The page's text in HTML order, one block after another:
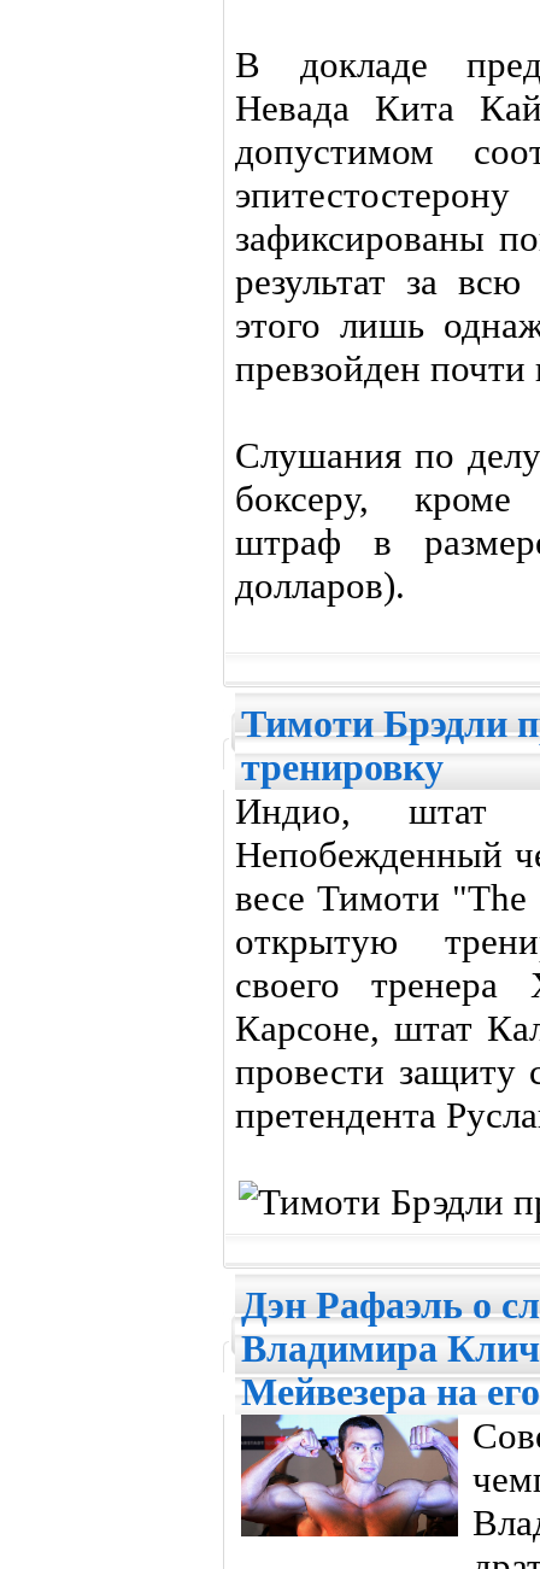
В докладе
Невада Кита
допустимом
зафиксированы
результат за
этого лишь
превзойден почти
Слушания по
боксеру, кроме
штраф в
долларов).
Тимоти Брэдли
тренировку
Индио, штат
Непобежденный
весе Тимоти "The
открытую
своего
Карсоне, штат
провести защиту
претендента
Дэн Рафаэль о
Владимира
Мейвезера на